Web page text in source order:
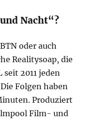
Nacht“?
oder auch
Realitysoap, die
seit 2011 jeden
Folgen haben
Produziert
Film- und